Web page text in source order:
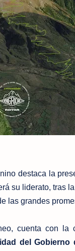
destaca la
su liderato, tras
las grandes
cuenta con la
del Gobierno